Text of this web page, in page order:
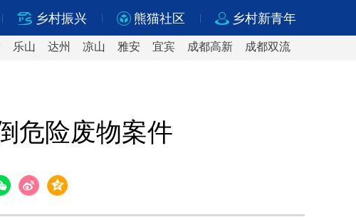
乡村振兴 熊猫社区 乡村新青年
乐山 达州 凉山 雅安 宜宾 成都高新 成都双流
危险废物案件